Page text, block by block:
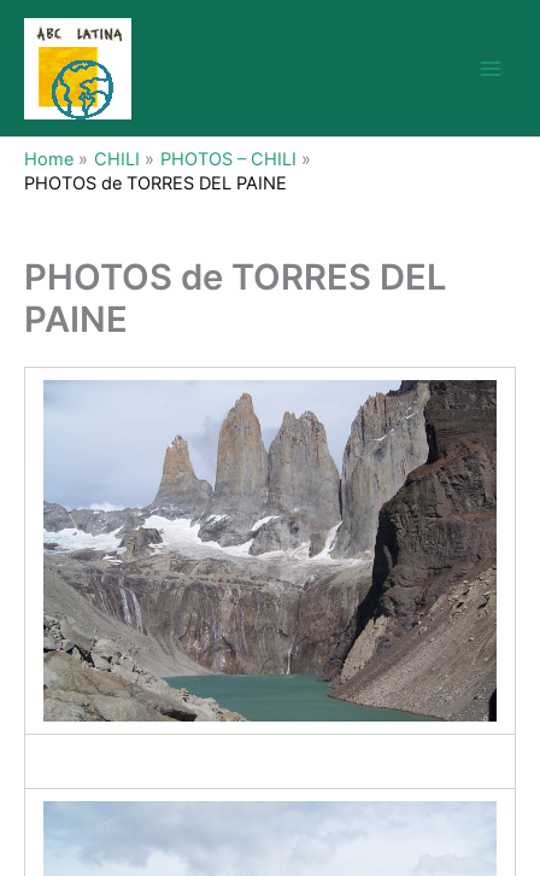
Skip
content
Home CHILI
PHOTOS – CHILI
PHOTOS de TORRES DEL PAINE
PHOTOS de TORRES DEL
PAINE